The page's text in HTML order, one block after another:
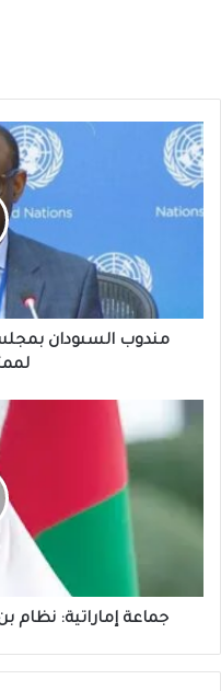
مندوب
السىودان
بمجلس
لممثل
الإمارات
إماراتية:
والتواريخ
جماعة إماراتية: نظام